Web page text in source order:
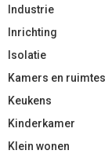
Industrie
Inrichting
Isolatie
Kamers en ruimtes
Keukens
Kinderkamer
Klein wonen